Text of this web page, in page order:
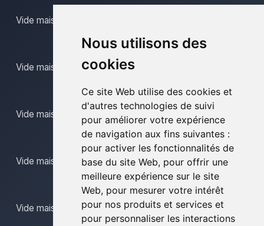
Nous utilisons des
cookies
Ce site Web utilise des cookies et
d'autres technologies de suivi
pour améliorer votre expérience
de navigation aux fins suivantes :
pour activer les fonctionnalités de
base du site Web, pour offrir une
meilleure expérience sur le site
Web, pour mesurer votre intérêt
pour nos produits et services et
pour personnaliser les interactions
Vide maison hainaut
Vide maison liege
Vide maison limbourg
Vide maison mons
Vide maison namur